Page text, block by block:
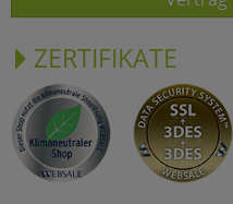
ZERTIFIKATE